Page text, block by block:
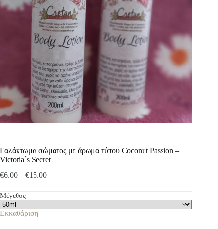
Γαλάκτωμα σώματος με άρωμα τύπου Coconut Passion –
Victoria`s Secret
€6.00 – €15.00Price
through
€15.00
Μέγεθος
Εκκαθάριση